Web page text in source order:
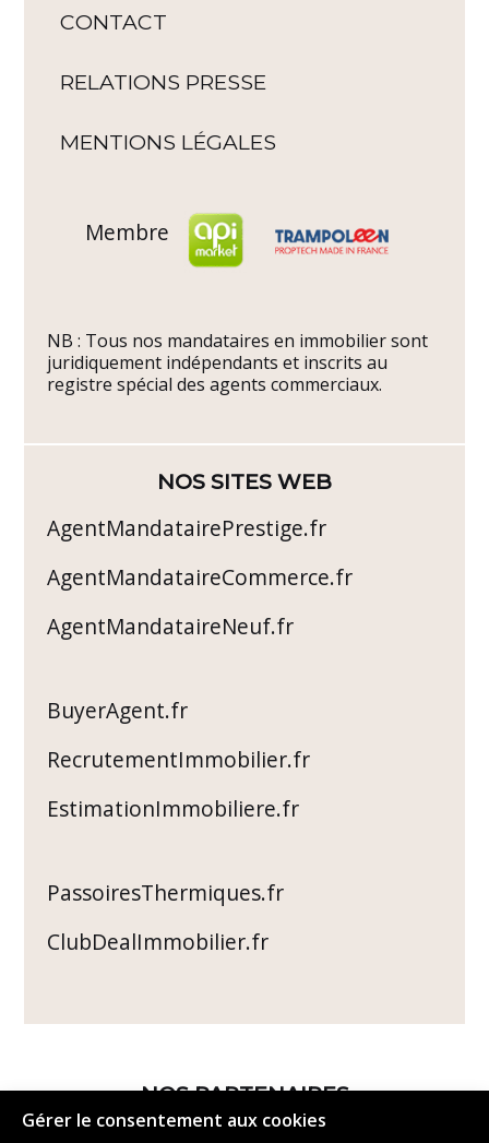
Gérer le consentement aux cookies
CONTACT
RELATIONS PRESSE
MENTIONS LÉGALES
Membre
NB : Tous nos mandataires en immobilier sont
juridiquement indépendants et inscrits au
registre spécial des agents commerciaux.
NOS SITES WEB
AgentMandatairePrestige.fr
AgentMandataireCommerce.fr
AgentMandataireNeuf.fr
BuyerAgent.fr
RecrutementImmobilier.fr
EstimationImmobiliere.fr
PassoiresThermiques.fr
ClubDealImmobilier.fr
NOS PARTENAIRES